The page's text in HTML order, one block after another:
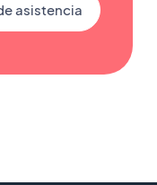
asistencia